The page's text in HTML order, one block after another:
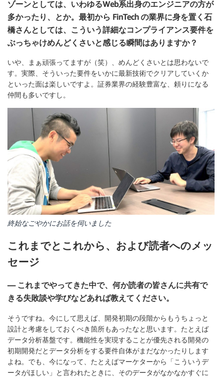
ゾーンとしては、いわゆるWeb系出身のエンジニアの方が
多かったり、とか。最初から FinTech の業界に身を置く石
橋さんとしては、こういう詳細なコンプライアンス要件を
ぶっちゃけめんどくさいと感じる瞬間はありますか？
いや、まぁ頑張ってますが（笑）、めんどくさいとは思わないで
す。実際、そういった要件をいかに最新技術でクリアしていくか
といった面は楽しいですよ。証券業界の経験豊富な、頼りになる
仲間も多いですし。
終始なごやかにお話を伺いました
これまでとこれから、および読者へのメッ
セージ
— これまでやってきた中で、何か読者の皆さんに共有で
きる失敗談や学びなどあれば教えてください。
そうですね。今にして思えば、開発初期の段階からもうちょっと
設計と考慮をしておくべき箇所もあったなと思います。たとえば
データ分析基盤です。機能性を実現することが優先される開発の
初期開発だとデータ分析をする要件自体がまだなかったりします
よね。でも、今になって、たとえばマーケターから「こういうデ
ータがほしい」と言われたときに、そのデータがなかなかすぐに